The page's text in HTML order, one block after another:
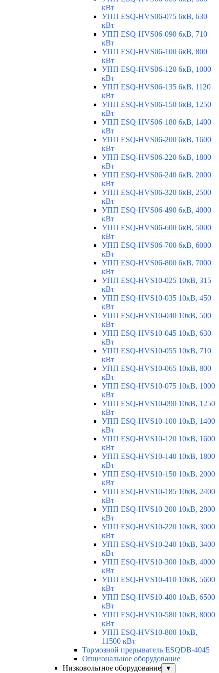
кВт
УПП ESQ-HVS06-075 6кВ, 630
кВт
УПП ESQ-HVS06-090 6кВ, 710
кВт
УПП ESQ-HVS06-100 6кВ, 800
кВт
УПП ESQ-HVS06-120 6кВ, 1000
кВт
УПП ESQ-HVS06-135 6кВ, 1120
кВт
УПП ESQ-HVS06-150 6кВ, 1250
кВт
УПП ESQ-HVS06-180 6кВ, 1400
кВт
УПП ESQ-HVS06-200 6кВ, 1600
кВт
УПП ESQ-HVS06-220 6кВ, 1800
кВт
УПП ESQ-HVS06-240 6кВ, 2000
кВт
УПП ESQ-HVS06-320 6кВ, 2500
кВт
УПП ESQ-HVS06-490 6кВ, 4000
кВт
УПП ESQ-HVS06-600 6кВ, 5000
кВт
УПП ESQ-HVS06-700 6кВ, 6000
кВт
УПП ESQ-HVS06-800 6кВ, 7000
кВт
УПП ESQ-HVS10-025 10кВ, 315
кВт
УПП ESQ-HVS10-035 10кВ, 450
кВт
УПП ESQ-HVS10-040 10кВ, 500
кВт
УПП ESQ-HVS10-045 10кВ, 630
кВт
УПП ESQ-HVS10-055 10кВ, 710
кВт
УПП ESQ-HVS10-065 10кВ, 800
кВт
УПП ESQ-HVS10-075 10кВ, 1000
кВт
УПП ESQ-HVS10-090 10кВ, 1250
кВт
УПП ESQ-HVS10-100 10кВ, 1400
кВт
УПП ESQ-HVS10-120 10кВ, 1600
кВт
УПП ESQ-HVS10-140 10кВ, 1800
кВт
УПП ESQ-HVS10-150 10кВ, 2000
кВт
УПП ESQ-HVS10-185 10кВ, 2400
кВт
УПП ESQ-HVS10-200 10кВ, 2800
кВт
УПП ESQ-HVS10-220 10кВ, 3000
кВт
УПП ESQ-HVS10-240 10кВ, 3400
кВт
УПП ESQ-HVS10-300 10кВ, 4000
кВт
УПП ESQ-HVS10-410 10кВ, 5600
кВт
УПП ESQ-HVS10-480 10кВ, 6500
кВт
УПП ESQ-HVS10-580 10кВ, 8000
кВт
УПП ESQ-HVS10-800 10кВ,
11500 кВт
Тормозной прерыватель ESQDB-4045
Опциональное оборудование
Низковольтное оборудование
▼